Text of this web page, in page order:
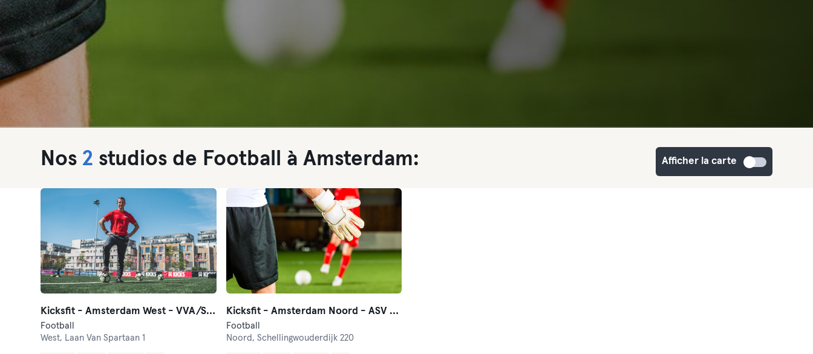
Nos 2 studios de Football à Amsterdam: Afficher la carte
Kicksfit - Amsterdam West - VVA/Spartaan
Football
West, Laan Van Spartaan 1
Kicksfit - Amsterdam Noord - ASV de Dijk
Football
Noord, Schellingwouderdijk 220